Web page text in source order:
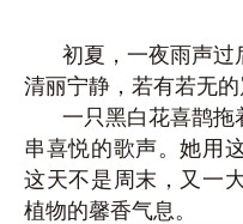
初夏，一夜雨声过
清丽宁静，若有若无的
一只黑白花喜鹊拖
串喜悦的歌声。她用
这天不是周末，又一
植物的馨香气息。